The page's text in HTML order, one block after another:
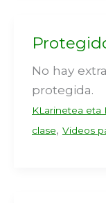
No hay
protegida.
KLarinetea eta
clase, Videos